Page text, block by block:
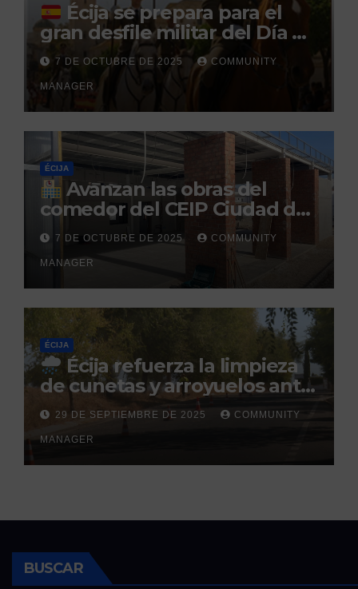
Écija se prepara para el
gran desfile militar del Día de
la Hispanidad organizado por
el Centro Militar de Cría
Caballar
7 DE OCTUBRE DE 2025 COMMUNITY
MANAGER
ÉCIJA
Avanzan las obras del
comedor del CEIP Ciudad del
Sol: su finalización está
prevista para finales de 2025
7 DE OCTUBRE DE 2025 COMMUNITY
MANAGER
ÉCIJA
Écija refuerza la limpieza
de cunetas y arroyuelos ante
la llegada de las lluvias
otoñales
29 DE SEPTIEMBRE DE 2025 COMMUNITY
MANAGER
BUSCAR